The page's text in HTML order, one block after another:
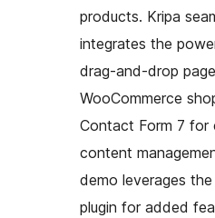
products. Kripa
integrates the
drag-and-drop
WooCommerce
Contact Form 7 for
content
demo leverages the
plugin for added